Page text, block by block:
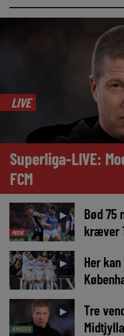
LIVE
Superliga-LIVE:
FCM
MEDIE
►
Bød 75
kræver
►
Her
NYHEDER
►
Tre